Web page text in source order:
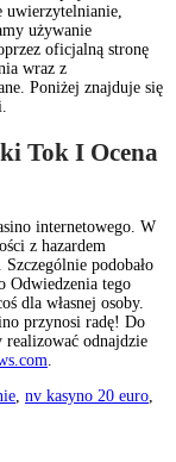
uwierzytelnianie,
używanie
oficjalną stronę
wraz z
Poniżej znajduje się
Tok I Ocena
internetowego. W
z hazardem
podobało
Odwiedzenia tego
dla własnej osoby.
przynosi radę! Do
odnajdzie
.
, nv kasyno 20 euro,